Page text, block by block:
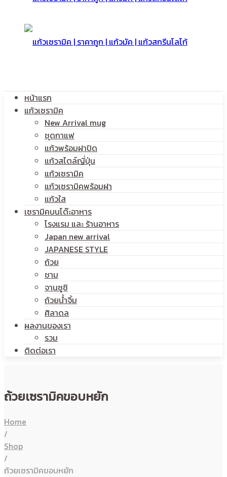
สกรีน
แก้ว
สกรีน
หน้าแรก
แก้วเซรามิค
New Arrival mug
ชุดกาแฟ
แก้วพร้อมฝาปิด
แก้วสไตล์ญี่ปุ่น
แก้วเซรามิค
แก้วเซรามิคพร้อมฝา
แก้วใส
เซรามิคบนโต๊ะอาหาร
โรงแรม และ ร้านอาหาร
Japan new arrival
JAPANESE STYLE
ถ้วย
ชาม
จานซูชิ
ถ้วยน้ำจิ้ม
ศิลาดล
ผลงานของเรา
รวม
ติดต่อเรา
ถ้วยเซรามิคขอบหยัก
Home
/
Shop
/
ถ้วยเซรามิคขอบหยัก